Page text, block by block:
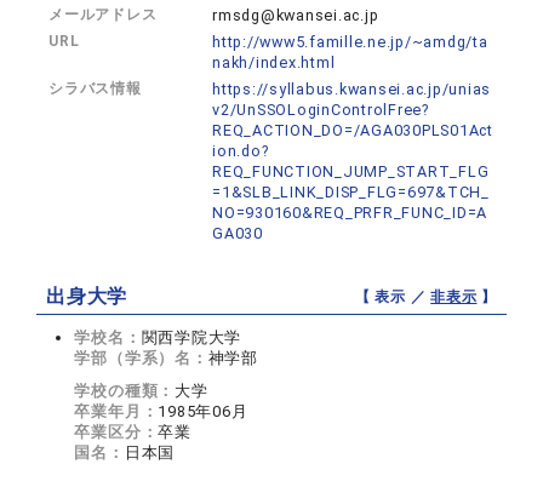
メールアドレス rmsdg@kwansei.ac.jp
URL
http://www5.famille.ne.jp/~amdg/ta
nakh/index.html
シラバス情報
https://syllabus.kwansei.ac.jp/unias
v2/UnSSOLoginControlFree?
REQ_ACTION_DO=/AGA030PLS01Act
ion.do?
REQ_FUNCTION_JUMP_START_FLG
=1&SLB_LINK_DISP_FLG=697&TCH_
NO=930160&REQ_PRFR_FUNC_ID=A
GA030
出身大学 【 表示 ／非表示 】
学校名： 関西学院大学
学部（学系）名： 神学部
学校の種類： 大学
卒業年月： 1985年06月
卒業区分：卒業
国名： 日本国